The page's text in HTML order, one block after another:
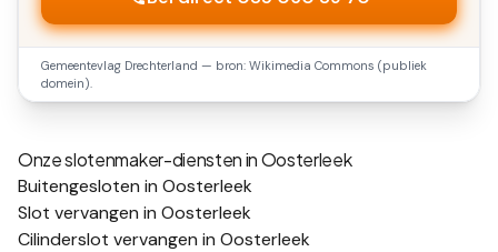
Gemeentevlag Drechterland — bron: Wikimedia Commons (publiek
domein).
Onze slotenmaker-diensten inOosterleek
Buitengesloten in Oosterleek
Slot vervangen in Oosterleek
Cilinderslot vervangen in Oosterleek